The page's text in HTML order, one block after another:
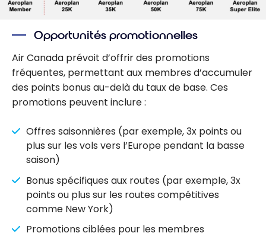
Opportunités promotionnelles
Air Canada prévoit d’offrir des promotions
fréquentes, permettant aux membres d’accumuler
des points bonus au-delà du taux de base. Ces
promotions peuvent inclure :
Offres saisonnières (par exemple, 3x points ou
plus sur les vols vers l’Europe pendant la basse
saison)
Bonus spécifiques aux routes (par exemple, 3x
points ou plus sur les routes compétitives
comme New York)
Promotions ciblées pour les membres